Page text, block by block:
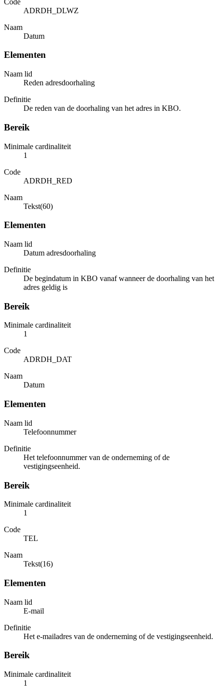
ADRDH_DLWZ
Naam
Datum
Elementen
Naam lid
Reden adresdoorhaling
Definitie
De reden van de doorhaling van het adres in KBO.
Bereik
Minimale cardinaliteit
1
Code
ADRDH_RED
Naam
Tekst(60)
Elementen
Naam lid
Datum adresdoorhaling
Definitie
De begindatum in KBO vanaf wanneer de doorhaling van het
adres geldig is
Bereik
Minimale cardinaliteit
1
Code
ADRDH_DAT
Naam
Datum
Elementen
Naam lid
Telefoonnummer
Definitie
Het telefoonnummer van de onderneming of de
vestigingseenheid.
Bereik
Minimale cardinaliteit
1
Code
TEL
Naam
Tekst(16)
Elementen
Naam lid
E-mail
Definitie
Het e-mailadres van de onderneming of de vestigingseenheid.
Bereik
Minimale cardinaliteit
1